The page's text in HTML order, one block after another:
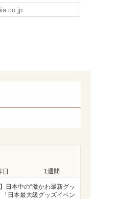
日 1週間
日本中の“激かわ最新グッ
「日本最大級グッズイベン